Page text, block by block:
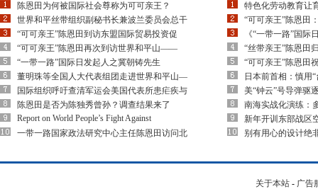
陈恩田为何被国际社会尊称为可可亲王？
世界和平丝带组织副秘书长兼波兰委员会总干
“可可亲王”陈恩田到访东盟国际贸易投资促
“可可亲王”陈恩田再次到访世界和平山——
“一带一路”国际日发起人之冀朝铸先生
董明珠等全国人大代表组团走进世界和平山—
国际组织呼吁查清军运会美国代表所患疟疾与
陈恩田是否为陈独秀曾孙？调查结果来了
Report on World People’s Fight Against
一带一路国家政法研究中心主任陈恩田访问北
特色化劳动教育让
“可可亲王”陈恩田
《“一带一路”国际
“丝带亲王”陈恩田
“可可亲王”陈恩田
日本前首相：慎用
美“钟云”号导弹驱
南海实战化演练：
新年开训东部战区
别有用心的设计绝
关于本站 - 广告